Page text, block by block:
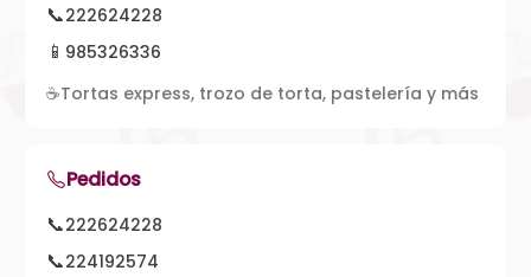
📞222624228
📱 985326336
☕Tortas express, trozo de torta, pastelería y más
Pedidos
📞222624228
📞224192574